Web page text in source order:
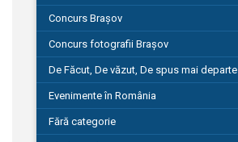
Concurs Brașov
Concurs fotografii Brașov
De Făcut, De văzut, De spus mai departe
149
Evenimente în România
Fără categorie